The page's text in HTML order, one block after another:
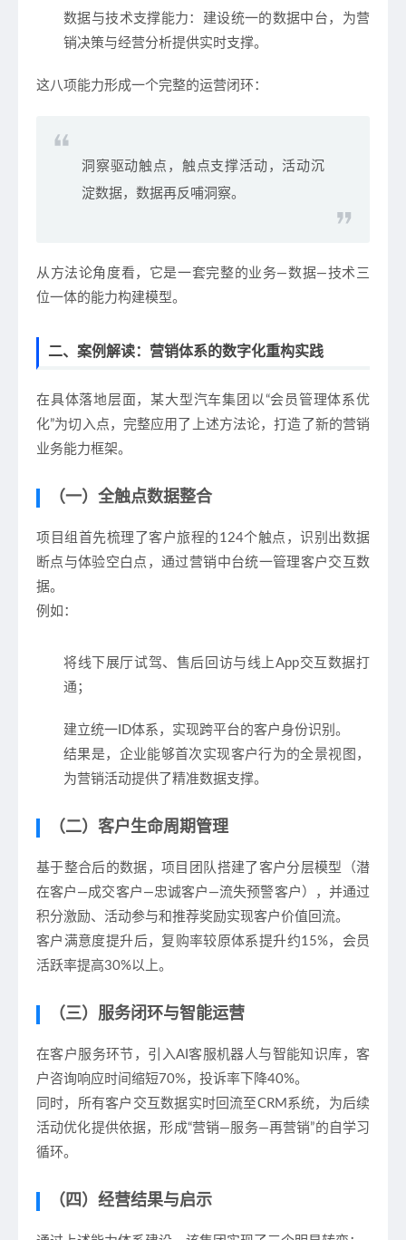
数据与技术支撑能力 ：建设统一的数据中台，为营
销决策与经营分析提供实时支撑。
这八项能力形成一个完整的运营闭环：
洞察驱动触点，触点支撑活动，活动沉
淀数据，数据再反哺洞察。
从方法论角度看，它是一套完整的业务—数据—技术三
位一体的能力构建模型。
二、案例解读：营销体系的数字化重构实践
在具体落地层面，某大型汽车集团以“会员管理体系优
化”为切入点，完整应用了上述方法论，打造了新的营销
业务能力框架。
（一）全触点数据整合
项目组首先梳理了客户旅程的124个触点，识别出数据
断点与体验空白点，通过营销中台统一管理客户交互数
据。
例如：
将线下展厅试驾、售后回访与线上App交互数据打
通；
建立统一ID体系，实现跨平台的客户身份识别。
结果是，企业能够首次实现客户行为的全景视图，
为营销活动提供了精准数据支撑。
（二）客户生命周期管理
基于整合后的数据，项目团队搭建了客户分层模型（潜
在客户—成交客户—忠诚客户—流失预警客户），并通过
积分激励、活动参与和推荐奖励实现客户价值回流。
客户满意度提升后，复购率较原体系提升约15%，会员
活跃率提高30%以上。
（三）服务闭环与智能运营
在客户服务环节，引入AI客服机器人与智能知识库，客
户咨询响应时间缩短70%，投诉率下降40%。
同时，所有客户交互数据实时回流至CRM系统，为后续
活动优化提供依据，形成“营销—服务—再营销”的自学习
循环。
（四）经营结果与启示